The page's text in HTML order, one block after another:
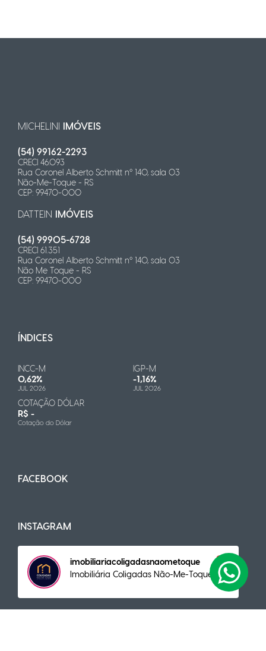
MICHELINI IMÓVEIS
(54) 99162-2293
CRECI 46.093
Rua Coronel Alberto Schmitt n° 140, sala 03
Não-Me-Toque - RS
CEP: 99470-000
DATTEIN IMÓVEIS
(54) 99905-6728
CRECI 61.351
Rua Coronel Alberto Schmitt n° 140, sala 03
Não Me Toque - RS
CEP: 99470-000
ÍNDICES
INCC-M
0,62%
JUL 2026
IGP-M
-1,16%
JUL 2026
COTAÇÃO DÓLAR
R$ -
Cotação do Dólar
FACEBOOK
INSTAGRAM
imobiliariacoligadasnaometoque
Imobiliária Coligadas Não-Me-Toque